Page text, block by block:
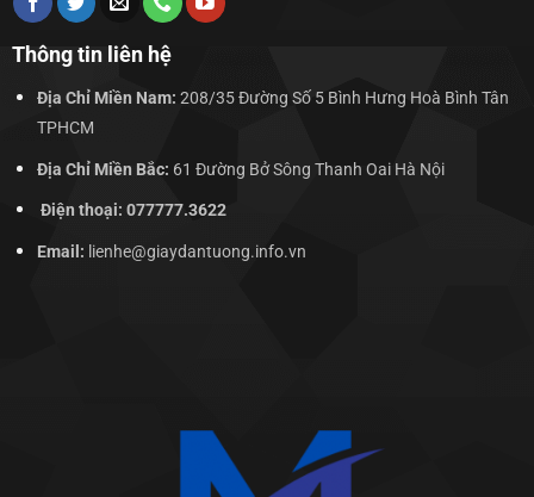
Thông tin liên hệ
Địa Chỉ Miền Nam: 208/35 Đường Số 5 Bình Hưng Hoà Bình Tân
TPHCM
Địa Chỉ Miền Bắc: 61 Đường Bở Sông Thanh Oai Hà Nội
Điện thoại: 077777.3622
Email: lienhe@giaydantuong.info.vn